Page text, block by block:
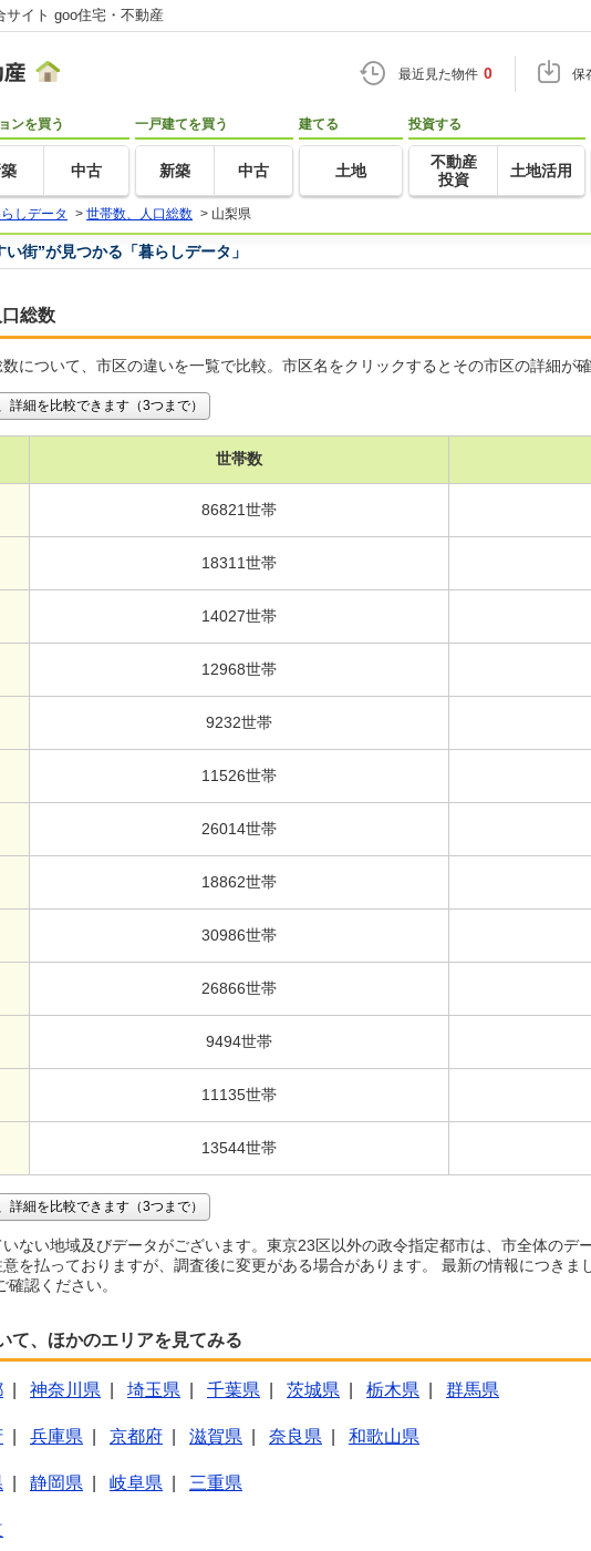
サイト goo住宅・不動産
最近見た物件 0 保
ンを買う
中古
一戸建てを買う
新築 中古
建てる
土地
投資する
不動産
投資
土地活用
しデータ > 世帯数、人口総数 > 山梨県
街”が見つかる「暮らしデータ」
総数
について、市区の違いを一覧で比較。市区名をクリックするとその市区の詳細が
詳細を比較できます（3つまで）
世帯数
86821世帯
18311世帯
14027世帯
12968世帯
9232世帯
11526世帯
26014世帯
18862世帯
30986世帯
26866世帯
9494世帯
11135世帯
13544世帯
詳細を比較できます（3つまで）
ない地域及びデータがございます。東京23区以外の政令指定都市は、市全体のデ
を払っておりますが、調査後に変更がある場合があります。 最新の情報につきま
認ください。
て、ほかのエリアを見てみる
神奈川県 埼玉県 千葉県 茨城県 栃木県 群馬県
兵庫県 京都府 滋賀県 奈良県 和歌山県
静岡県 岐阜県 三重県